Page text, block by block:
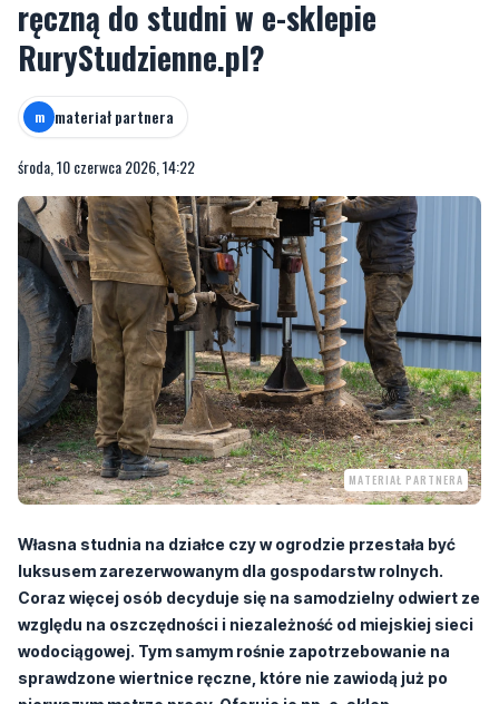
m materiał partnera
MATERIAŁ PARTNERA
Własna studnia na działce czy w ogrodzie przestała być
luksusem zarezerwowanym dla gospodarstw rolnych.
względu na oszczędności i niezależność od miejskiej sieci
wodociągowej. Tym samym rośnie zapotrzebowanie na
sprawdzone wiertnice ręczne, które nie zawiodą już po
pierwszym metrze pracy. Oferuje je np. e-sklep
RuryStudzienne.pl. Dlaczego warto kupić sprzęt właśnie
tam?